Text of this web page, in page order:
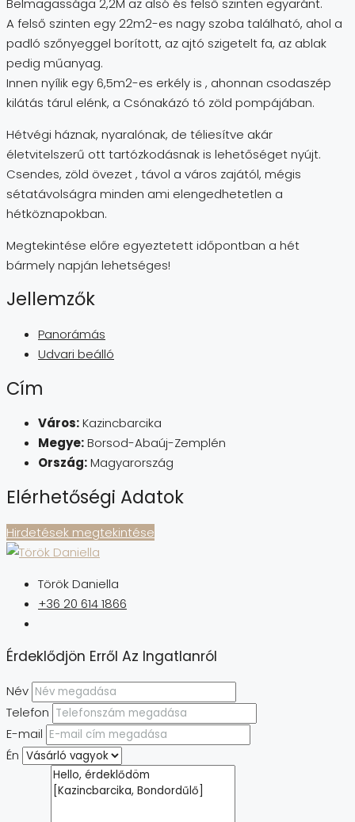
Belmagassága 2,2M az alsó és felső szinten egyaránt.
A felső szinten egy 22m2-es nagy szoba található, ahol a
padló szőnyeggel borított, az ajtó szigetelt fa, az ablak
pedig műanyag.
Innen nyílik egy 6,5m2-es erkély is , ahonnan csodaszép
kilátás tárul elénk, a Csónakázó tó zöld pompájában.
Hétvégi háznak, nyaralónak, de téliesítve akár
életvitelszerű ott tartózkodásnak is lehetőséget nyújt.
Csendes, zöld övezet , távol a város zajától, mégis
sétatávolságra minden ami elengedhetetlen a
hétköznapokban.
Megtekintése előre egyeztetett időpontban a hét
bármely napján lehetséges!
Jellemzők
Panorámás
Udvari beálló
Cím
Város:Kazincbarcika
Megye:Borsod-Abaúj-Zemplén
Ország:Magyarország
Elérhetőségi Adatok
Hirdetések megtekintése
Török Daniella
+36 20 614 1866
Érdeklődjön Erről Az Ingatlanról
Név
Telefon
E-mail
Én